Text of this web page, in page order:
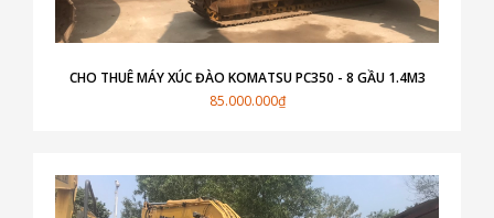
CHO THUÊ MÁY XÚC ĐÀO KOMATSU PC350 - 8 GẦU 1.4M3
85.000.000₫